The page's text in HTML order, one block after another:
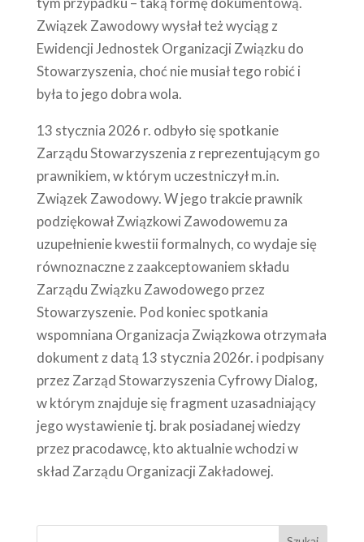
Związek Zawodowy wysłał też wyciąg z
Ewidencji Jednostek Organizacji Związku do
Stowarzyszenia, choć nie musiał tego robić i
była to jego dobra wola.
13 stycznia 2026 r. odbyło się spotkanie
Zarządu Stowarzyszenia z reprezentującym go
prawnikiem, w którym uczestniczył m.in.
Związek Zawodowy. W jego trakcie prawnik
podziękował Związkowi Zawodowemu za
uzupełnienie kwestii formalnych, co wydaje się
równoznaczne z zaakceptowaniem składu
Zarządu Związku Zawodowego przez
Stowarzyszenie. Pod koniec spotkania
wspomniana Organizacja Związkowa otrzymała
dokument z datą 13 stycznia 2026r. i podpisany
przez Zarząd Stowarzyszenia Cyfrowy Dialog,
w którym znajduje się fragment uzasadniający
jego wystawienie tj. brak posiadanej wiedzy
przez pracodawcę, kto aktualnie wchodzi w
skład Zarządu Organizacji Zakładowej.